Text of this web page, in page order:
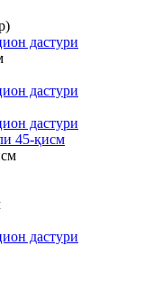
дастури
дастури
дастури
45-қисм
дастури